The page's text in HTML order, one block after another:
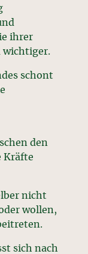
ihrer
wichtiger.
schont
den
Kräfte
nicht
wollen,
sich nach